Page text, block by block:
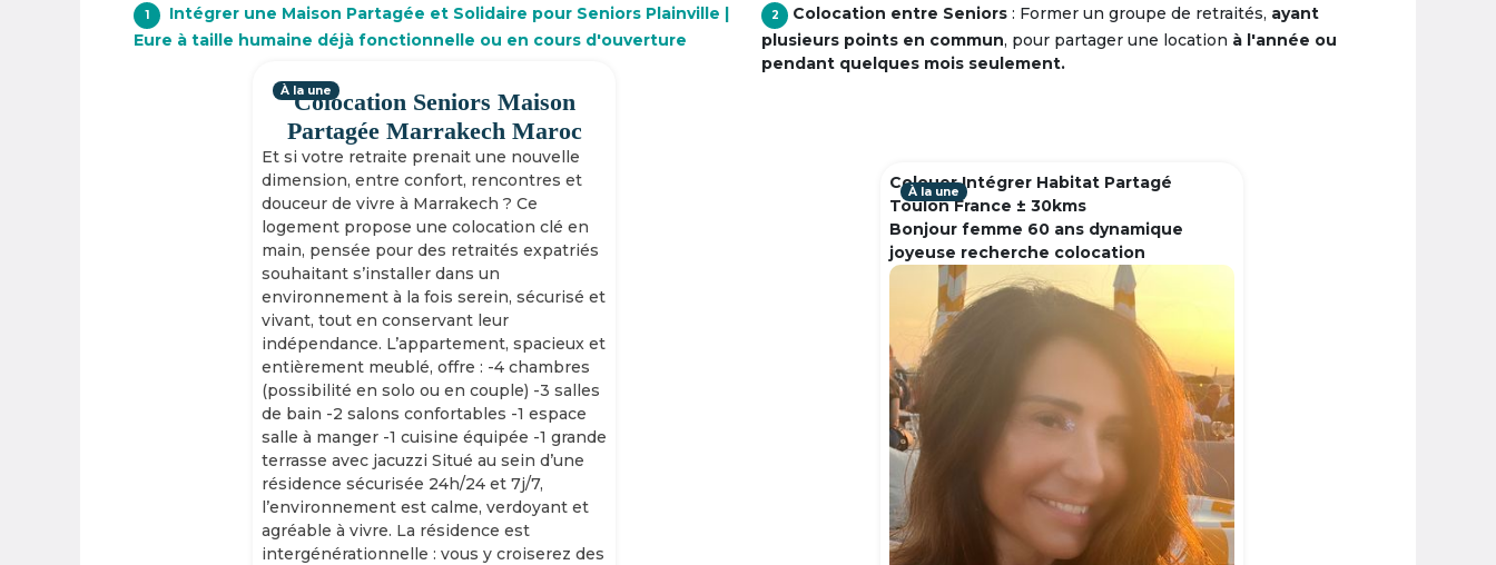
1
Intégrer une Maison Partagée et Solidaire pour Seniors Plainville |
Eure à taille humaine déjà fonctionnelle ou en cours d'ouverture
Colocation Seniors Maison
Partagée Marrakech Maroc
Et si votre retraite prenait une nouvelle
dimension, entre confort, rencontres et
douceur de vivre à Marrakech ? Ce
logement propose une colocation clé en
main, pensée pour des retraités expatriés
souhaitant s’installer dans un
environnement à la fois serein, sécurisé et
vivant, tout en conservant leur
indépendance. L’appartement, spacieux et
entièrement meublé, offre : -4 chambres
(possibilité en solo ou en couple) -3 salles
de bain -2 salons confortables -1 espace
salle à manger -1 cuisine équipée -1 grande
terrasse avec jacuzzi Situé au sein d’une
résidence sécurisée 24h/24 et 7j/7,
l’environnement est calme, verdoyant et
agréable à vivre. La résidence est
intergénérationnelle : vous y croiserez des
À la une
2 Colocation entre Seniors : Former un groupe de retraités, ayant
plusieurs points en commun, pour partager une location à l'année ou
pendant quelques mois seulement.
Colouer Intégrer Habitat Partagé
Toulon France ± 30kms
Bonjour femme 60 ans dynamique
joyeuse recherche colocation
À la une